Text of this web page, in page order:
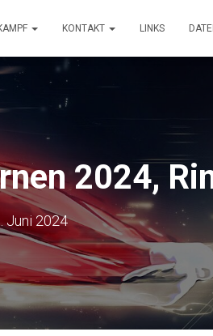
KONTAKT LINKS
2024,
Juni 2024